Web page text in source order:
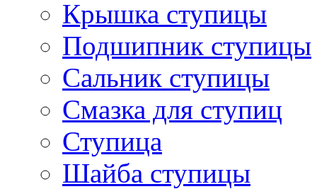
Крышка ступицы
Подшипник ступицы
Сальник ступицы
Смазка для ступиц
Ступица
Шайба ступицы